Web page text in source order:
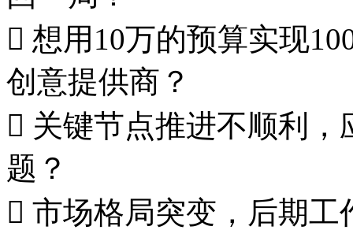
 想用10万的预算实现
创意提供商？
 关键节点推进不顺利
题？
 市场格局突变，后期